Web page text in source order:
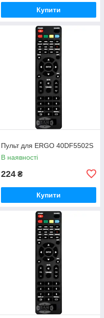
Купити
Пульт для ERGO 40DF5502S
В наявності
224 ₴
Купити